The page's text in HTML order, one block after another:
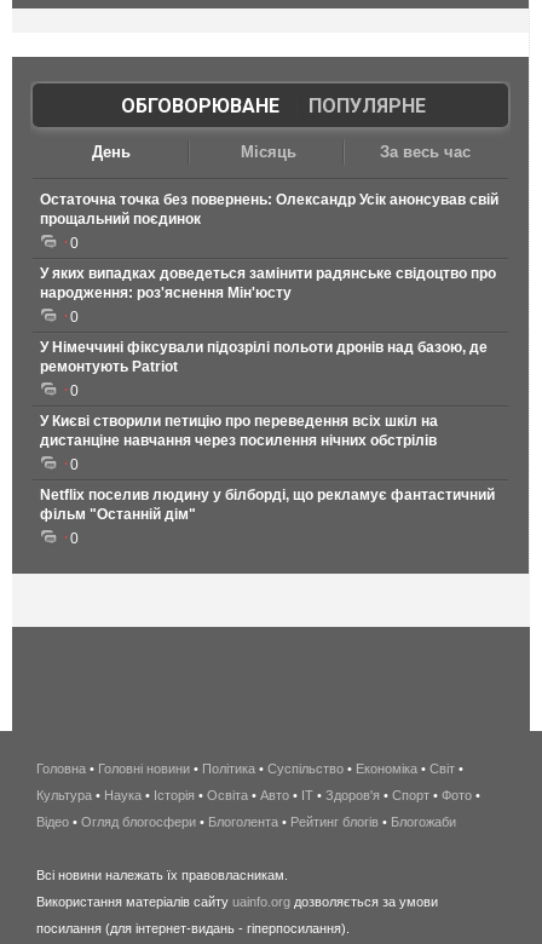
ОБГОВОРЮВАНЕ| ПОПУЛЯРНЕ
День Місяць За весь час
Остаточна точка без повернень: Олександр Усік анонсував свій
прощальний поєдинок
0
У яких випадках доведеться замінити радянське свідоцтво про
народження: роз'яснення Мін'юсту
0
У Німеччині фіксували підозрілі польоти дронів над базою, де
ремонтують Patriot
0
У Києві створили петицію про переведення всіх шкіл на
дистанціне навчання через посилення нічних обстрілів
0
Netflix поселив людину у білборді, що рекламує фантастичний
фільм "Останній дім"
0
беспроводной
интернет
киев
wimax
Головна • Головні новини • Політика • Суспільство • Економіка • Світ •
Культура • Наука • Історія • Освіта • Авто • IT • Здоров'я • Спорт • Фото •
Відео • Огляд блогосфери • Блоголента • Рейтинг блогів • Блогожаби
Всі новини належать їх правовласникам.
Використання матеріалів сайту uainfo.org дозволяється за умови
посилання (для інтернет-видань - гіперпосилання).